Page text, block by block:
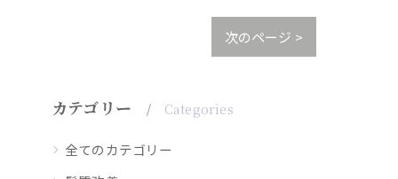
次のページ >
カテゴリー Categories
全てのカテゴリー